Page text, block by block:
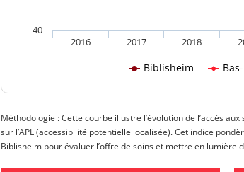
Biblisheim
2016 2017 2018
40
Méthodologie : Cette courbe illustre l’évolution de l’accès
sur l’APL (accessibilité potentielle localisée). Cet indice
Biblisheim pour évaluer l’offre de soins et mettre en lumière